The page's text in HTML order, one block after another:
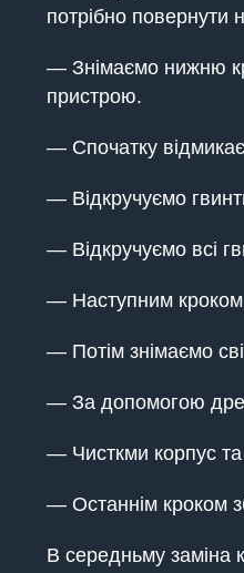
потрібно повернути
— Знімаємо нижню
пристрою.
— Спочатку
— Відкручуємо
— Відкручуємо всі
— Наступним кроком
— Потім знімаємо
— За допомогою
— Чисткми корпус та
— Останнім кроком
В середньму заміна